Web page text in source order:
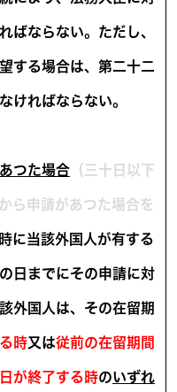
ばならない。ただし、
する場合は、第二十二
ければならない。
つた場合 （三十日以下
ら申請があつた場合を
に当該外国人が有する
日までにその申請に対
外国人は、その在留期
時又は従前の在留期間
が終了する時のいずれ